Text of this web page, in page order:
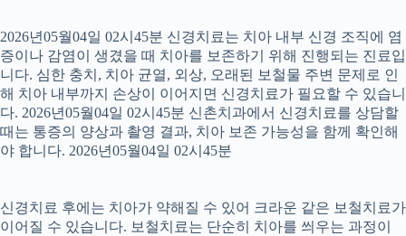
2026년05월04일 02시45분 신경치료는 치아 내부 신경 조직에 염
증이나 감염이 생겼을 때 치아를 보존하기 위해 진행되는 진료입
니다. 심한 충치, 치아 균열, 외상, 오래된 보철물 주변 문제로 인
해 치아 내부까지 손상이 이어지면 신경치료가 필요할 수 있습니
다. 2026년05월04일 02시45분 신촌치과에서 신경치료를 상담할
때는 통증의 양상과 촬영 결과, 치아 보존 가능성을 함께 확인해
야 합니다. 2026년05월04일 02시45분
신경치료 후에는 치아가 약해질 수 있어 크라운 같은 보철치료가
이어질 수 있습니다. 보철치료는 단순히 치아를 씌우는 과정이